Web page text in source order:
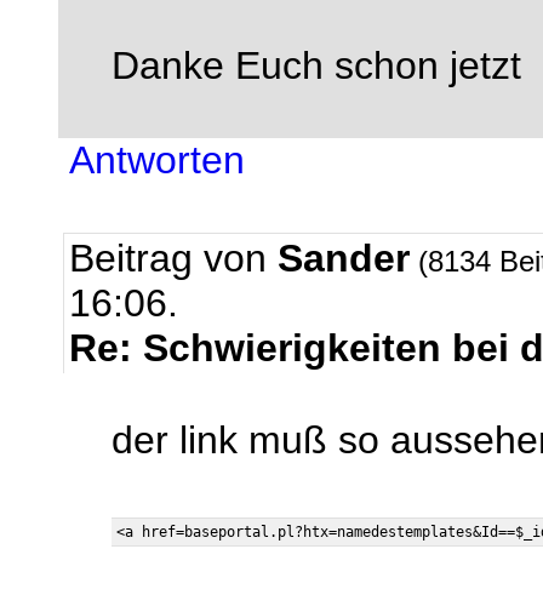
Danke Euch schon jetzt
Antworten
Beitrag von Sander (8134
16:06.
Re: Schwierigkeiten bei
der link muß so